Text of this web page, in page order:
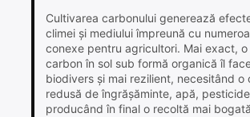
Cultivarea carbonului generează
climei și mediului împreună cu
conexe pentru agricultori. Mai exact,
carbon în sol sub formă organică îl
biodivers și mai rezilient, necesitând o
redusă de îngrășăminte, apă,
producând în final o recoltă mai